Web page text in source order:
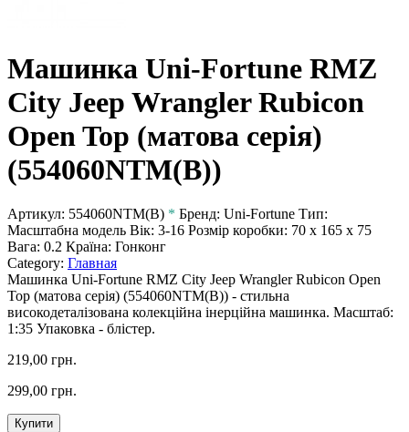
Машинка Uni-Fortune RMZ
City Jeep Wrangler Rubicon
Open Top (матова серія)
(554060NTM(B))
Артикул: 554060NTM(B) * Бренд: Uni-Fortune Тип:
Масштабна модель Вік: 3-16 Розмір коробки: 70 х 165 х 75
Вага: 0.2 Країна: Гонконг
Category: Главная
Машинка Uni-Fortune RMZ City Jeep Wrangler Rubicon Open
Top (матова серія) (554060NTM(B)) - стильна
високодеталізована колекційна інерційна машинка. Масштаб:
1:35 Упаковка - блістер.
219,00 грн.
299,00 грн.
Купити